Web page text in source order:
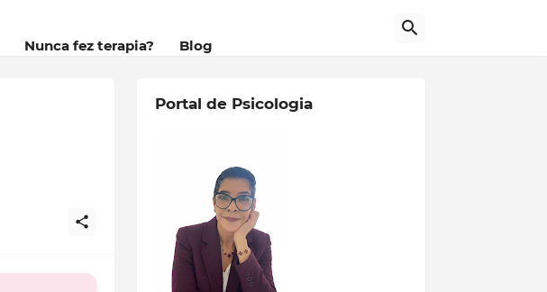
Nunca fez terapia? Blog
Portal de Psicologia